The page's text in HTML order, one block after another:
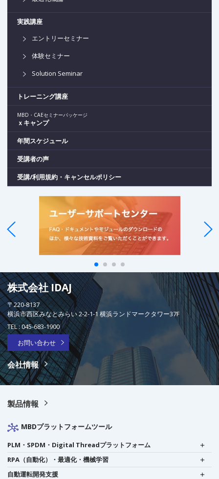
実践講座
エントリーセミナー
体験セミナー
Solution Seminar
トレーニング講座
MBD・CAEセミナーパッケージ
ｘキャンプ
年間スケジュール
受講者の声
受講/利用規約・キャンセルポリシー
株式会社 IDAJ
〒220-8137
横浜市西区みなとみらい 2-2-1-1 横浜ランドマークタワー37F
TEL :045-683-1900
お問い合わせ
会社情報
製品情報
MBDプラットフォームツール
PLM・SPDM・Digital Threadプラットフォーム
RPA（自動化）・最適化・機械学習
自動運転開発支援